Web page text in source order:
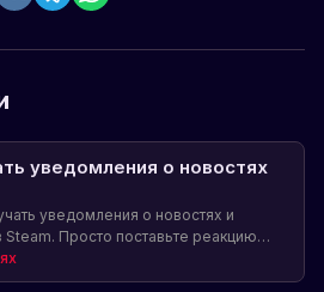
уведомления о новостях
уведомления о новостях и
Просто поставьте реакцию
событий!